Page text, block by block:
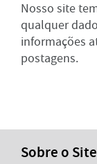
Nosso site
qualquer
informações
postagens.
Sobre o Site